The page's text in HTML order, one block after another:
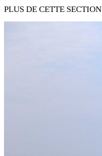
PLUS DE CETTE SECTION